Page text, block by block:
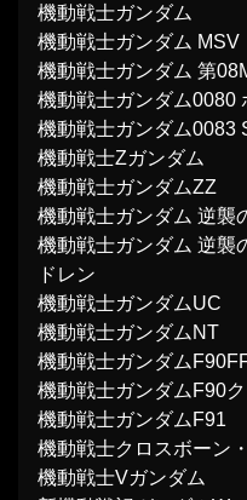
機動戦士ガンダム
機動戦士ガンダム MSV
機動戦士ガンダム 第
機動戦士ガンダム0080
機動戦士ガンダム0083
機動戦士Ζガンダム
機動戦士ガンダムΖΖ
機動戦士ガンダム 逆襲
機動戦士ガンダム 逆襲
ドレン
機動戦士ガンダムUC
機動戦士ガンダムNT
機動戦士ガンダム
機動戦士ガンダムF90
機動戦士ガンダムF91
機動戦士クロスボーン
機動戦士Vガンダム